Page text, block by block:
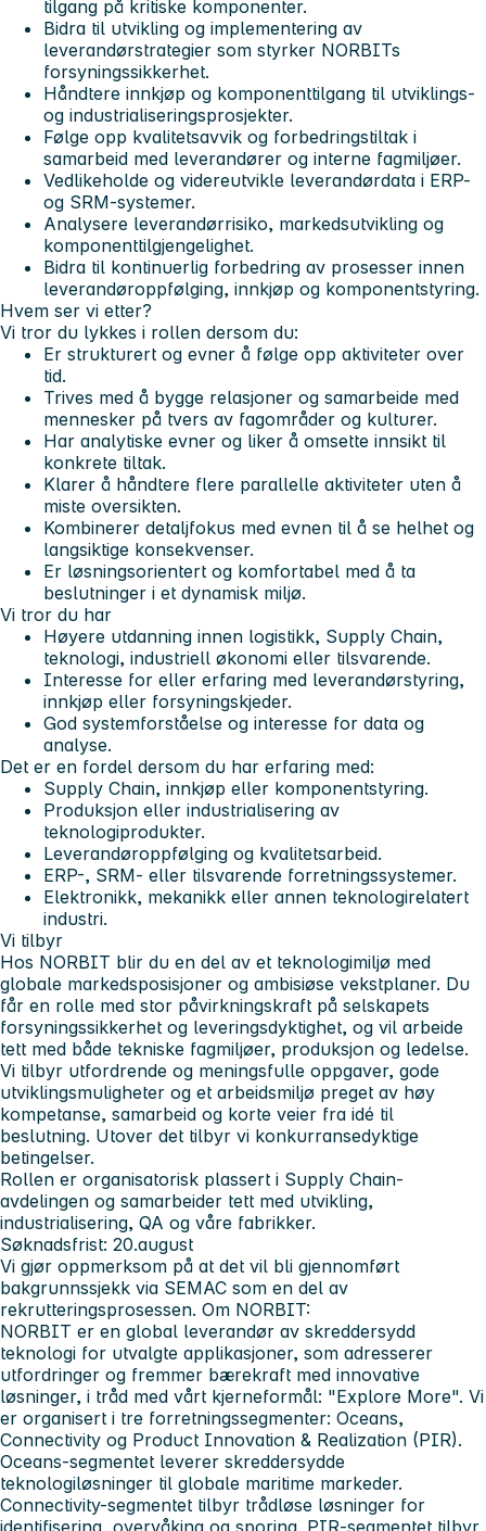
tilgang på kritiske komponenter.
Bidra til utvikling og implementering av
leverandørstrategier som styrker NORBITs
forsyningssikkerhet.
Håndtere innkjøp og komponenttilgang til utviklings-
og industrialiseringsprosjekter.
Følge opp kvalitetsavvik og forbedringstiltak i
samarbeid med leverandører og interne fagmiljøer.
Vedlikeholde og videreutvikle leverandørdata i ERP-
og SRM-systemer.
Analysere leverandørrisiko, markedsutvikling og
komponenttilgjengelighet.
Bidra til kontinuerlig forbedring av prosesser innen
leverandøroppfølging, innkjøp og komponentstyring.
Hvem ser vi etter?
Vi tror du lykkes i rollen dersom du:
Er strukturert og evner å følge opp aktiviteter over
tid.
Trives med å bygge relasjoner og samarbeide med
mennesker på tvers av fagområder og kulturer.
Har analytiske evner og liker å omsette innsikt til
konkrete tiltak.
Klarer å håndtere flere parallelle aktiviteter uten å
miste oversikten.
Kombinerer detaljfokus med evnen til å se helhet og
langsiktige konsekvenser.
Er løsningsorientert og komfortabel med å ta
beslutninger i et dynamisk miljø.
Vi tror du har
Høyere utdanning innen logistikk, Supply Chain,
teknologi, industriell økonomi eller tilsvarende.
Interesse for eller erfaring med leverandørstyring,
innkjøp eller forsyningskjeder.
God systemforståelse og interesse for data og
analyse.
Det er en fordel dersom du har erfaring med:
Supply Chain, innkjøp eller komponentstyring.
Produksjon eller industrialisering av
teknologiprodukter.
Leverandøroppfølging og kvalitetsarbeid.
ERP-, SRM- eller tilsvarende forretningssystemer.
Elektronikk, mekanikk eller annen teknologirelatert
industri.
Vi tilbyr
Hos NORBIT blir du en del av et teknologimiljø med
globale markedsposisjoner og ambisiøse vekstplaner. Du
får en rolle med stor påvirkningskraft på selskapets
forsyningssikkerhet og leveringsdyktighet, og vil arbeide
tett med både tekniske fagmiljøer, produksjon og ledelse.
Vi tilbyr utfordrende og meningsfulle oppgaver, gode
utviklingsmuligheter og et arbeidsmiljø preget av høy
kompetanse, samarbeid og korte veier fra idé til
beslutning. Utover det tilbyr vi konkurransedyktige
betingelser.
Rollen er organisatorisk plassert i Supply Chain-
avdelingen og samarbeider tett med utvikling,
industrialisering, QA og våre fabrikker.
Søknadsfrist: 20.august
Vi gjør oppmerksom på at det vil bli gjennomført
bakgrunnssjekk via SEMAC som en del av
rekrutteringsprosessen. Om NORBIT:
NORBIT er en global leverandør av skreddersydd
teknologi for utvalgte applikasjoner, som adresserer
utfordringer og fremmer bærekraft med innovative
løsninger, i tråd med vårt kjerneformål: "Explore More". Vi
er organisert i tre forretningssegmenter: Oceans,
Connectivity og Product Innovation & Realization (PIR).
Oceans-segmentet leverer skreddersydde
teknologiløsninger til globale maritime markeder.
Connectivity-segmentet tilbyr trådløse løsninger for
identifisering, overvåking og sporing. PIR-segmentet tilbyr